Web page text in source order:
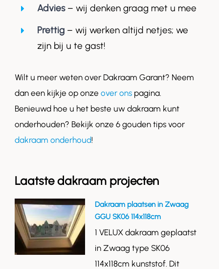
Advies– wij denken graag met u mee
Prettig– wij werken altijd netjes; we
zijn bij u te gast!
Wilt u meer weten over Dakraam Garant? Neem
dan een kijkje op onze over ons pagina.
Benieuwd hoe u het beste uw dakraam kunt
onderhouden? Bekijk onze 6 gouden tips voor
dakraam onderhoud!
Laatste dakraam projecten
Dakraam plaatsen in Zwaag
GGU SK06 114x118cm
1 VELUX dakraam geplaatst
in Zwaag type SK06
114x118cm kunststof. Dit